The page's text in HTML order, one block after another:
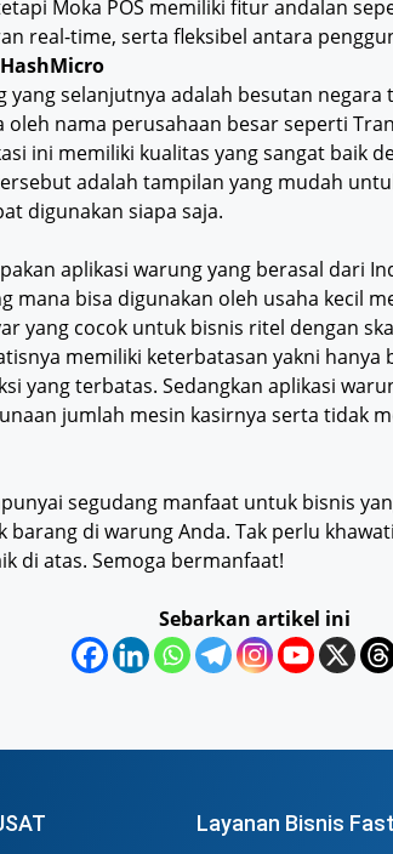
Moka POS memiliki fitur andalan
real-time, serta fleksibel antara
yang selanjutnya adalah besutan negara
oleh nama perusahaan besar seperti
ini memiliki kualitas yang sangat baik
adalah tampilan yang mudah
digunakan siapa saja.
aplikasi warung yang berasal dari
mana bisa digunakan oleh usaha kecil
yang cocok untuk bisnis ritel dengan
memiliki keterbatasan yakni hanya
yang terbatas. Sedangkan aplikasi
jumlah mesin kasirnya serta tidak
segudang manfaat untuk bisnis
barang di warung Anda. Tak perlu
di atas. Semoga bermanfaat!
Sebarkan artikel ini
Layanan Bisnis